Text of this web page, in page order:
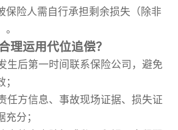
保险人需自行承担剩余损失（除非
理运用代位追偿？
生后第一时间联系保险公司，避免
任方信息、事故现场证据、损失证
分；